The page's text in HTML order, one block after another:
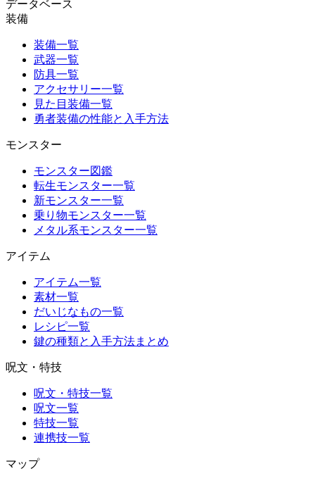
データベース
装備
装備一覧
武器一覧
防具一覧
アクセサリー一覧
見た目装備一覧
勇者装備の性能と入手方法
モンスター
モンスター図鑑
転生モンスター一覧
新モンスター一覧
乗り物モンスター一覧
メタル系モンスター一覧
アイテム
アイテム一覧
素材一覧
だいじなもの一覧
レシピ一覧
鍵の種類と入手方法まとめ
呪文・特技
呪文・特技一覧
呪文一覧
特技一覧
連携技一覧
マップ